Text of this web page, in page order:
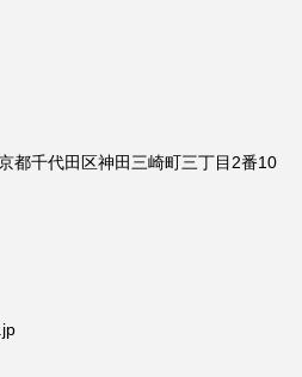
都千代田区神田三崎町三丁目2番10